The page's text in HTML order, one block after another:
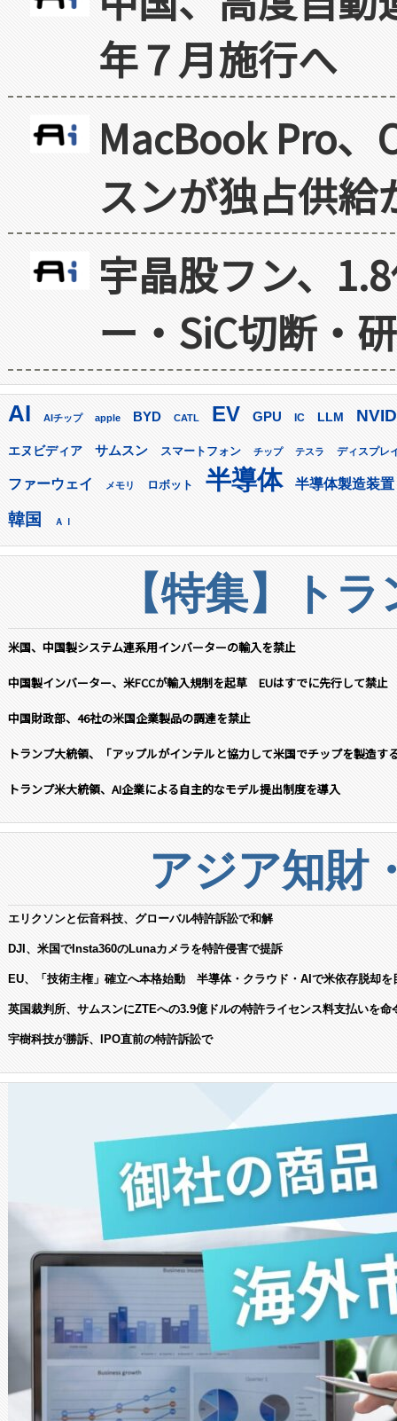
年７月施行へ
MacBook Pro
スンが独占供給
宇晶股フン、
ー・SiC切断・
AI AIチップ apple BYD CATL EV GPU IC LLM
エヌビディア サムスン スマートフォン チップ テスラ ディスプレ
ファーウェイ メモリ ロボット 半導体 半導体製造装置
韓国 ＡＩ
【特集】ト
米国、中国製システム連系用インバーターの輸入を禁止
中国製インバーター、米FCCが輸入規制を起草 EUはすでに先行して禁止
中国財政部、46社の米国企業製品の調達を禁止
トランプ大統領、「アップルがインテルと協力して米国でチップを製造す
トランプ米大統領、AI企業による自主的なモデル提出制度を導入
アジア知財
エリクソンと伝音科技、グローバル特許訴訟で和解
DJI、米国でInsta360のLunaカメラを特許侵害で提訴
EU、「技術主権」確立へ本格始動 半導体・クラウド・AIで米依存脱却を
英国裁判所、サムスンにZTEへの3.9億ドルの特許ライセンス料支払いを命
宇樹科技が勝訴、IPO直前の特許訴訟で